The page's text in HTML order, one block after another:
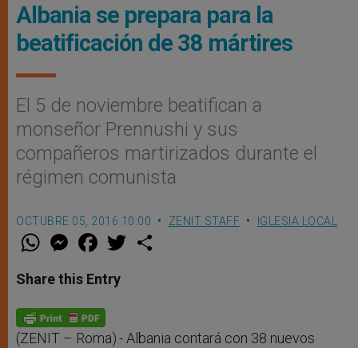
Albania se prepara para la
beatificación de 38 mártires
El 5 de noviembre beatifican a
monseñor Prennushi y sus
compañeros martirizados durante el
régimen comunista
OCTUBRE 05, 2016 10:00 ZENIT STAFF IGLESIA LOCAL
W
t
s
p
p
M
e
s
e
g
e
F
a
e
b
o
k
w
Share this Entry
(ZENIT – Roma).- Albania contará con 38 nuevos